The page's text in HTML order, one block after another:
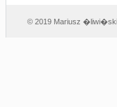
© 2019 Mariusz